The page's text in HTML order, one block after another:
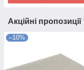
Акційні
–10%